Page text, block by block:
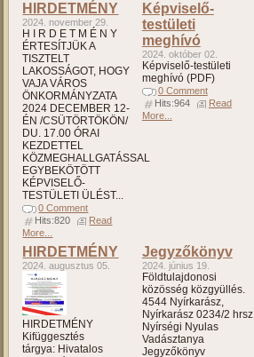
HIRDETMÉNY
2024. november 29.
H I R D E T M É N Y
ÉRTESÍTJÜK A
TISZTELT
LAKOSSÁGOT, HOGY
VAJA VÁROS
ÖNKORMÁNYZATA
2024 DECEMBER 12-
ÉN /CSÜTÖRTÖKÖN/
DU. 17.00 ÓRAI
KEZDETTEL
KÖZMEGHALLGATÁSSAL
EGYBEKÖTÖTT
KÉPVISELŐ-
TESTÜLETI ÜLÉST...
0 Comment
Hits:820
Read
More...
Képviselő-
testületi
meghívó
2024. október 02.
Képviselő-testületi
meghívó (PDF)
0 Comment
Hits:964
Read
More...
HIRDETMÉNY
2024. augusztus 05.
HIRDETMÉNY
Kifüggesztés
tárgya: Hivatalos
Jegyzőkönyv
2024. június 19.
Földtulajdonosi
közösség közgyüllés.
4544 Nyírkarász,
Nyírkarász 0234/2 hrsz
Nyírségi Nyulas
Vadásztanya
Jegyzőkönyv